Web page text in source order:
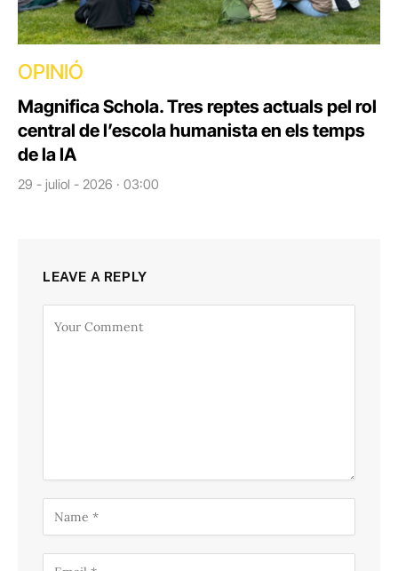
OPINIÓ
Magnifica Schola. Tres reptes actuals pel rol
central de l’escola humanista en els temps
de la IA
29 - juliol - 2026 · 03:00
LEAVE A REPLY